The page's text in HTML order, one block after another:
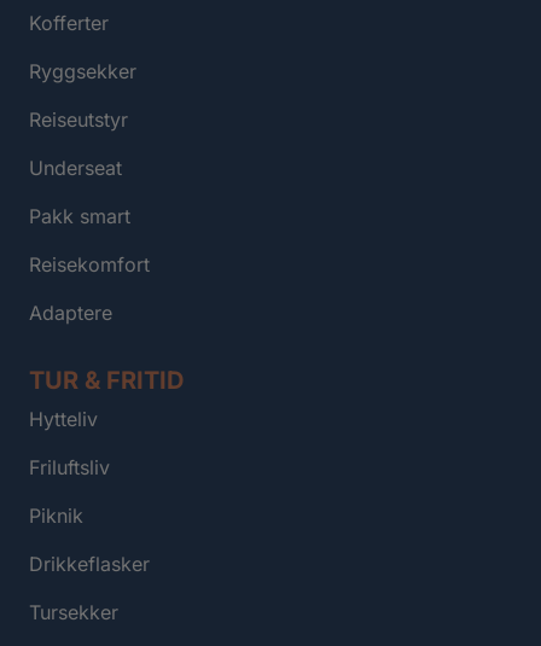
Kofferter
Ryggsekker
Reiseutstyr
Underseat
Pakk smart
Reisekomfort
Adaptere
TUR & FRITID
Hytteliv
Friluftsliv
Piknik
Drikkeflasker
Tursekker